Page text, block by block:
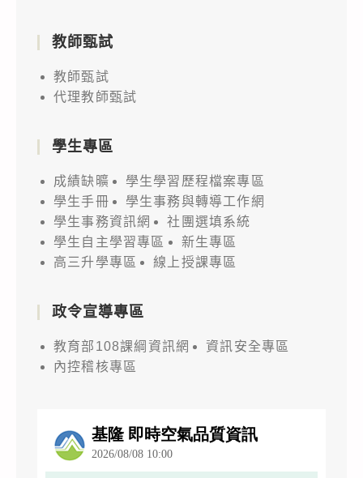
教師甄試
教師甄試
代理教師甄試
學生專區
成績缺曠
學生學習歷程檔案專區
學生手冊
學生事務與轉導工作網
學生事務資訊網
社團選填系統
學生自主學習專區
新生專區
高三升學專區
線上授課專區
政令宣導專區
教育部108課綱資訊網
資訊安全專區
內控稽核專區